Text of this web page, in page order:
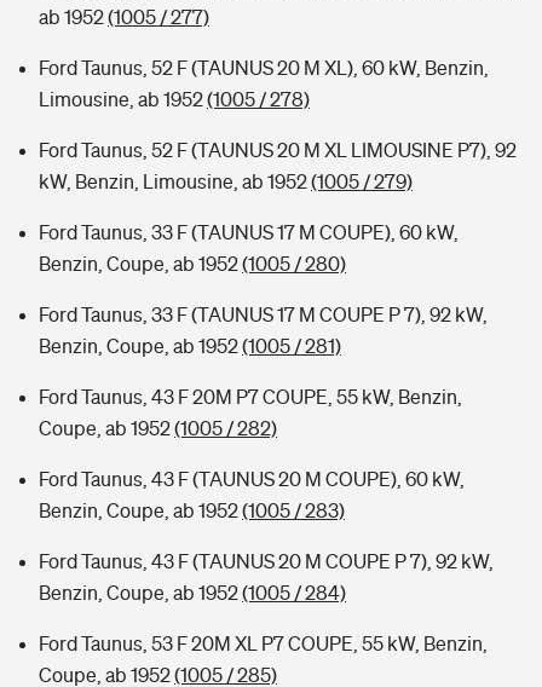
ab 1952(1005 / 277)
Ford Taunus, 52 F (TAUNUS 20 M XL), 60 kW, Benzin,
Limousine, ab 1952(1005 / 278)
Ford Taunus, 52 F (TAUNUS 20 M XL LIMOUSINE P7), 92
kW, Benzin, Limousine, ab 1952(1005 / 279)
Ford Taunus, 33 F (TAUNUS 17 M COUPE), 60 kW,
Benzin, Coupe, ab 1952(1005 / 280)
Ford Taunus, 33 F (TAUNUS 17 M COUPE P 7), 92 kW,
Benzin, Coupe, ab 1952(1005 / 281)
Ford Taunus, 43 F 20M P7 COUPE, 55 kW, Benzin,
Coupe, ab 1952(1005 / 282)
Ford Taunus, 43 F (TAUNUS 20 M COUPE), 60 kW,
Benzin, Coupe, ab 1952(1005 / 283)
Ford Taunus, 43 F (TAUNUS 20 M COUPE P 7), 92 kW,
Benzin, Coupe, ab 1952(1005 / 284)
Ford Taunus, 53 F 20M XL P7 COUPE, 55 kW, Benzin,
Coupe, ab 1952(1005 / 285)